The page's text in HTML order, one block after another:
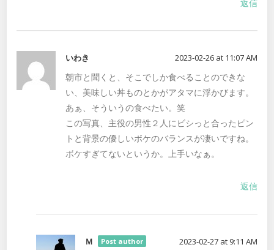
返信
いわき 2023-02-26 at 11:07 AM
朝市と聞くと、そこでしか食べることのできな
い、美味しい丼ものとかがアタマに浮かびます。
あぁ、そういうの食べたい。笑
この写真、主役の男性２人にビシっと合ったピン
トと背景の優しいボケのバランスが凄いですね。
ボケすぎてないというか。上手いなぁ。
返信
Ｍ Post author 2023-02-27 at 9:11 AM